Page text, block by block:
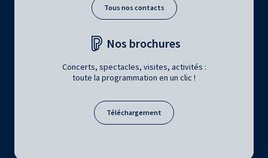
Tous nos contacts
Nos brochures
Concerts, spectacles, visites, activités :
toute la programmation en un clic !
Téléchargement